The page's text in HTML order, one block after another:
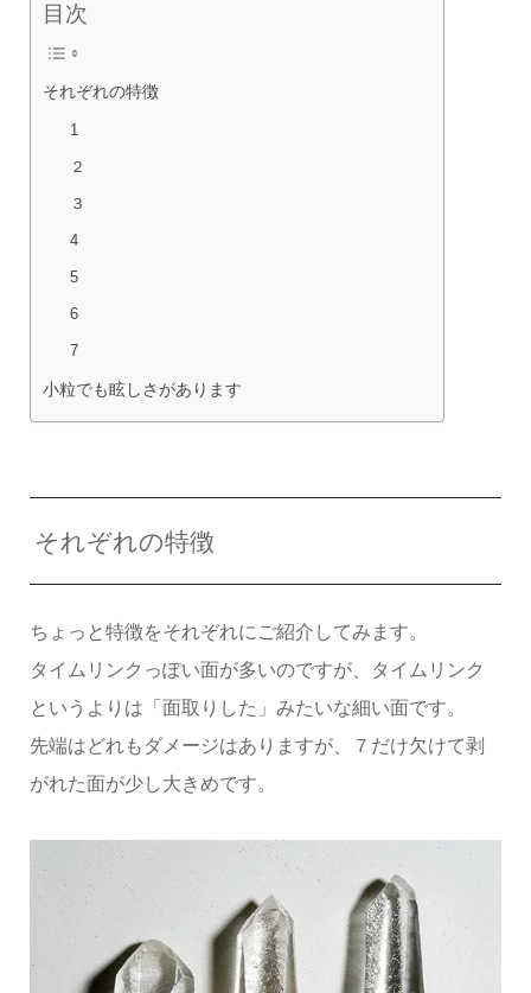
目次
それぞれの特徴
1
２
３
4
5
6
7
小粒でも眩しさがあります
それぞれの特徴
ちょっと特徴をそれぞれにご紹介してみます。
タイムリンクっぽい面が多いのですが、タイムリンク
というよりは「面取りした」みたいな細い面です。
先端はどれもダメージはありますが、７だけ欠けて剥
がれた面が少し大きめです。